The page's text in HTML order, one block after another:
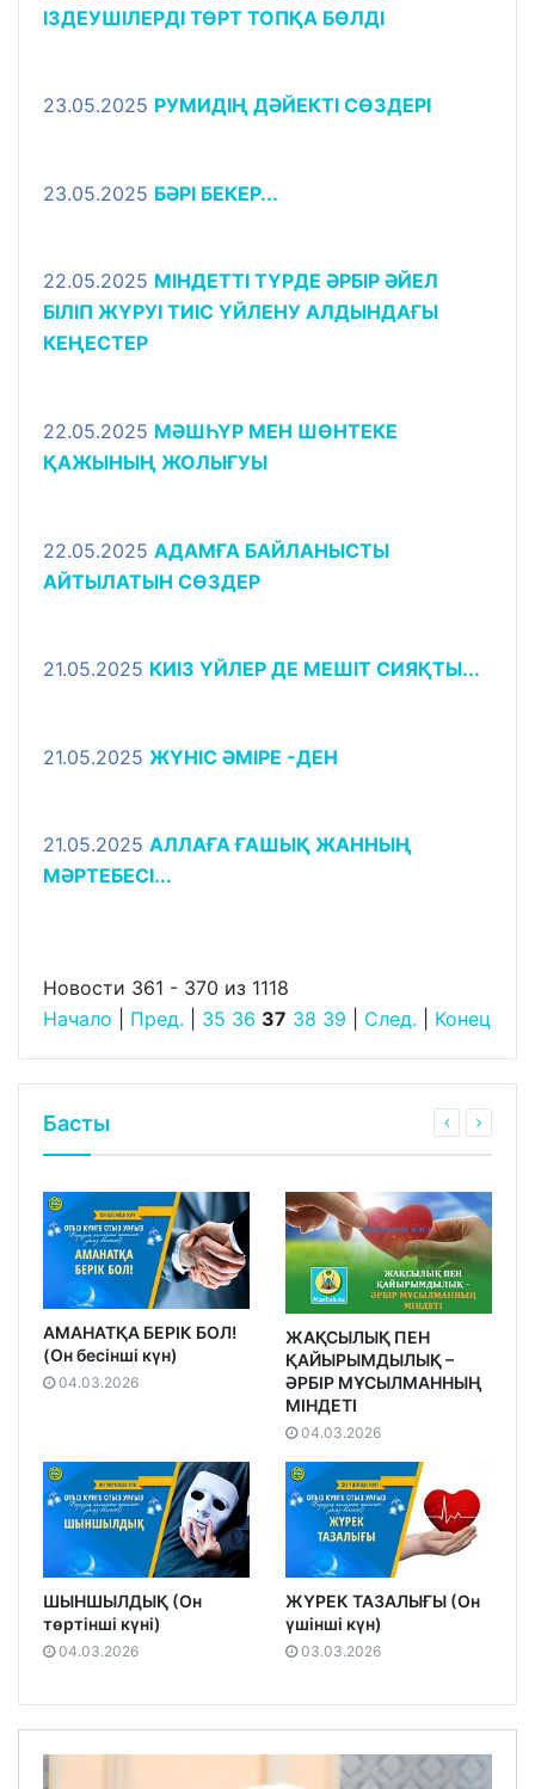
ІЗДЕУШІЛЕРДІ ТӨРТ ТОПҚА БӨЛДІ
23.05.2025 РУМИДІҢ ДӘЙЕКТІ СӨЗДЕРІ
23.05.2025 БӘРІ БЕКЕР...
22.05.2025 МІНДЕТТІ ТҮРДЕ ӘРБІР ӘЙЕЛ
БІЛІП ЖҮРУІ ТИІС ҮЙЛЕНУ АЛДЫНДАҒЫ
КЕҢЕСТЕР
22.05.2025 МӘШҺҮР МЕН ШӨНТЕКЕ
ҚАЖЫНЫҢ ЖОЛЫҒУЫ
22.05.2025 АДАМҒА БАЙЛАНЫСТЫ
АЙТЫЛАТЫН СӨЗДЕР
21.05.2025 КИІЗ ҮЙЛЕР ДЕ МЕШІТ СИЯҚТЫ...
21.05.2025 ЖҮНІС ӘМІРЕ -ДЕН
21.05.2025 АЛЛАҒА ҒАШЫҚ ЖАННЫҢ
МӘРТЕБЕСІ...
Новости 361 - 370 из 1118
Начало
Пред. 35 36 37 38 39 След. Конец
Басты
АМАНАТҚА БЕРІК БОЛ!
(Он бесінші күн)
04.03.2026
ЖАҚСЫЛЫҚ ПЕН
ҚАЙЫРЫМДЫЛЫҚ –
ӘРБІР МҰСЫЛМАННЫҢ
МІНДЕТІ
04.03.2026
ШЫНШЫЛДЫҚ (Он
төртінші күні)
04.03.2026
ЖҮРЕК ТАЗАЛЫҒЫ (Он
үшінші күн)
03.03.2026